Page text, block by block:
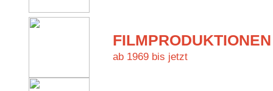
FILMPRODUKTIONEN
ab 1969 bis jetzt